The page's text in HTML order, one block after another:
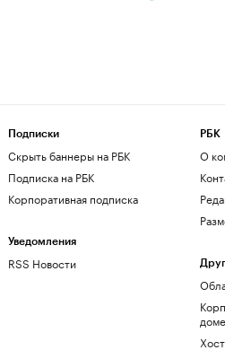
Подписки
Скрыть баннеры на РБК
Подписка на РБК
Корпоративная подписка
Уведомления
RSS Новости
РБК
О